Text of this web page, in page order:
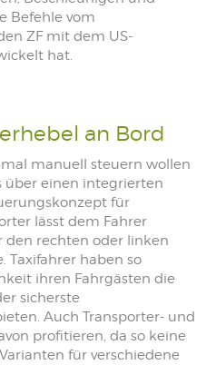
Befehle vom
ZF mit dem US-
hat.
an Bord
manuell steuern wollen
über einen integrierten
für
lässt dem Fahrer
den rechten oder linken
Taxifahrer haben so
ihren Fahrgästen die
sicherste
Auch Transporter- und
profitieren, da so keine
für verschiedene